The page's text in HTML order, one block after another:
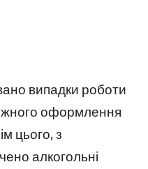
випадки роботи
оформлення
цього, з
алкогольні